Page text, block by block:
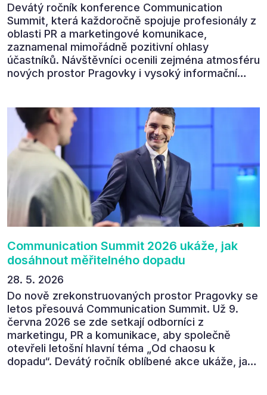
Devátý ročník konference Communication
Summit, která každoročně spojuje profesionály z
oblasti PR a marketingové komunikace,
zaznamenal mimořádně pozitivní ohlasy
účastníků. Návštěvníci ocenili zejména atmosféru
nových prostor Pragovky i vysoký informační
zúčastnit i příštího ročníku. „Příjemná konference,
výborný program, hezké prostory, Daniel Stach
absolutně nejlepší moderátor!!!“ Tak shrnul
Communication Summit jeden z 330 účastníků ve
své zpětné vazbě. Ta potvrdila, co bylo slyšet i
cítit po celý 9. červen v Pragovce – že ročník s
tématem „Od chaosu k dopadu“ se skutečně
povedl.
Communication Summit 2026 ukáže, jak
dosáhnout měřitelného dopadu
28. 5. 2026
Do nově zrekonstruovaných prostor Pragovky se
letos přesouvá Communication Summit. Už 9.
června 2026 se zde setkají odborníci z
marketingu, PR a komunikace, aby společně
otevřeli letošní hlavní téma „Od chaosu k
dopadu“. Devátý ročník oblíbené akce ukáže, jak